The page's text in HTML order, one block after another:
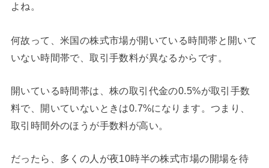
よね。
何故って、米国の株式市場が開いている時間帯と開いて
いない時間帯で、取引手数料が異なるからです。
開いている時間帯は、株の取引代金の0.5%が取引手数
料で、開いていないときは0.7%になります。つまり、
取引時間外のほうが手数料が高い。
だったら、多くの人が夜10時半の株式市場の開場を待